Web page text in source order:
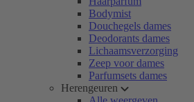
Bodymist
Douchegels dames
Deodorants dames
Lichaamsverzorging
Zeep voor dames
Parfumsets dames
Herengeuren